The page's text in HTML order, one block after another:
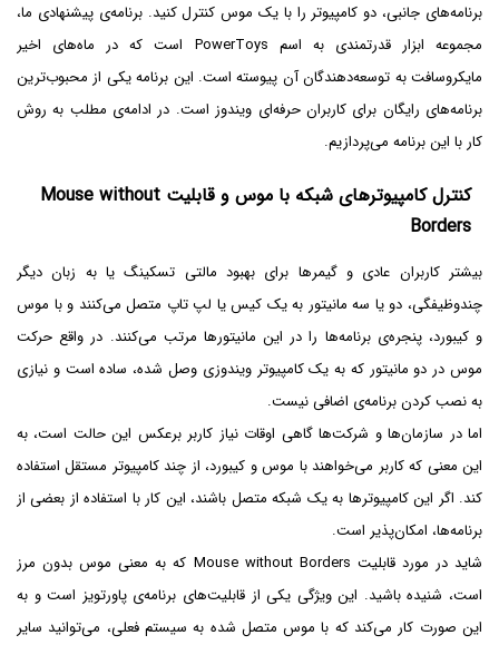
برنامه‌های جانبی، دو کامپیوتر را با یک موس کنترل کنید. برنامه‌ی پیشنهادی ما،
مجموعه ابزار قدرتمندی به اسم PowerToys است که در ماه‌های اخیر
مایکروسافت به توسعه‌دهندگان آن پیوسته است. این برنامه یکی از محبوب‌ترین
برنامه‌های رایگان برای کاربران حرفه‌ای ویندوز است. در ادامه‌ی مطلب به روش
کار با این برنامه می‌پردازیم.
کنترل کامپیوترهای شبکه با موس و قابلیت Mouse without
Borders
بیشتر کاربران عادی و گیمرها برای بهبود مالتی تسکینگ یا به زبان دیگر
چندوظیفگی، دو یا سه مانیتور به یک کیس یا لپ تاپ متصل می‌کنند و با موس
و کیبورد، پنجره‌ی برنامه‌ها را در این مانیتورها مرتب می‌کنند. در واقع حرکت
موس در دو مانیتور که به یک کامپیوتر ویندوزی وصل شده، ساده است و نیازی
به نصب کردن برنامه‌ی اضافی نیست.
اما در سازمان‌ها و شرکت‌ها گاهی اوقات نیاز کاربر برعکس این حالت است، به
این معنی که کاربر می‌خواهند با موس و کیبورد، از چند کامپیوتر مستقل استفاده
کند. اگر این کامپیوترها به یک شبکه متصل باشند، این کار با استفاده از بعضی از
برنامه‌ها، امکان‌پذیر است.
شاید در مورد قابلیت Mouse without Borders که به معنی موس بدون مرز
است، شنیده باشید. این ویژگی یکی از قابلیت‌های برنامه‌ی پاورتویز است و به
این صورت کار می‌کند که با موس متصل شده به سیستم فعلی، می‌توانید سایر